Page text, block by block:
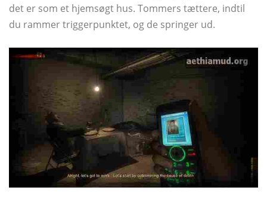
det er som et hjemsøgt hus. Tommers tættere, indtil
du rammer triggerpunktet, og de springer ud.